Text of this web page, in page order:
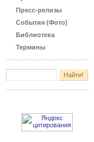
Пресс-релизы
События (Фото)
Библиотека
Термины